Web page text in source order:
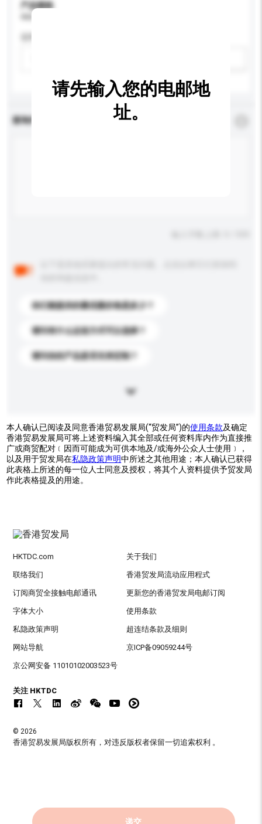
产品规格
查询内容
你们能提供的最优惠价格是多少？
请问有什么运送方式可以选择？
请问你的产品是否支持定制？
请先输入您的电邮地
址。
本人确认已阅读及同意香港贸易发展局(“贸发局”)的使用条款及确定
香港贸易发展局可将上述资料编入其全部或任何资料库内作为直接推
广或商贸配对﹝因而可能成为可供本地及/或海外公众人士使用﹞，
以及用于贸发局在私隐政策声明中所述之其他用途；本人确认已获得
此表格上所述的每一位人士同意及授权，将其个人资料提供予贸发局
作此表格提及的用途。
递交
HKTDC.com 关于我们
联络我们 香港贸发局流动应用程式
订阅商贸全接触电邮通讯 更新您的香港贸发局电邮订阅
字体大小 使用条款
私隐政策声明 超连结条款及细则
网站导航 京ICP备09059244号
京公网安备 11010102003523号
关注 HKTDC
© 2026
香港贸易发展局版权所有，对违反版权者保留一切追索权利 。